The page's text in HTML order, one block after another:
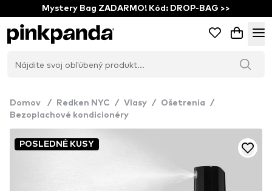
Mystery Bag ZADARMO! Kód: DROP-BAG >>
Domov / Redken NYC / Vlasy / Ošetrenia
/
Bezoplachové kondicionéry
POSLEDNÉ KUSY